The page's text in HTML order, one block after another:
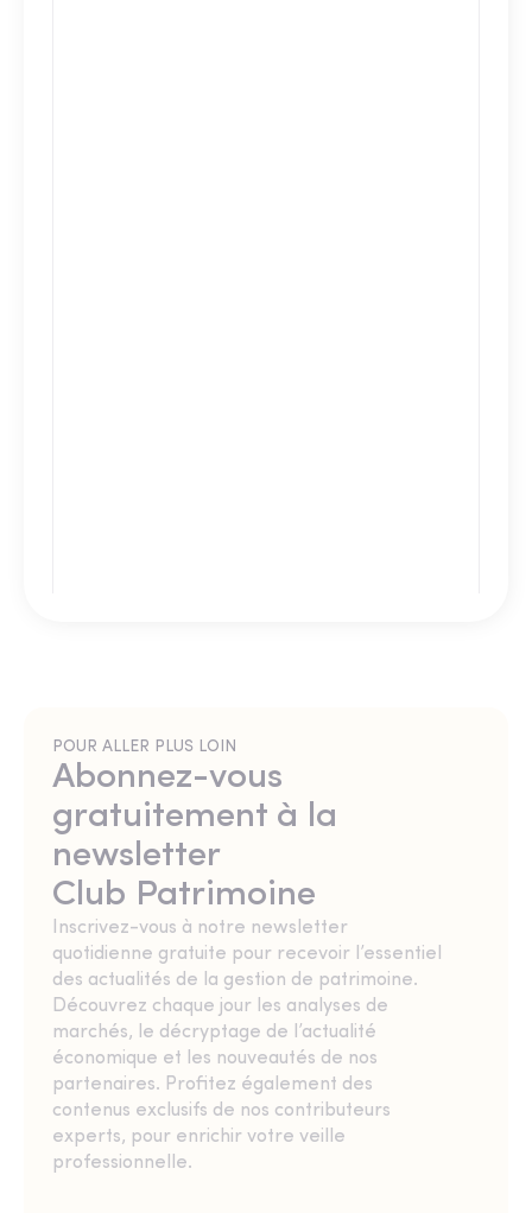
POUR ALLER PLUS LOIN
Abonnez-vous
gratuitement à la
newsletter
Club Patrimoine
Inscrivez-vous à notre newsletter
quotidienne gratuite pour recevoir l’essentiel
des actualités de la gestion de patrimoine.
Découvrez chaque jour les analyses de
marchés, le décryptage de l’actualité
économique et les nouveautés de nos
partenaires. Profitez également des
contenus exclusifs de nos contributeurs
experts, pour enrichir votre veille
professionnelle.